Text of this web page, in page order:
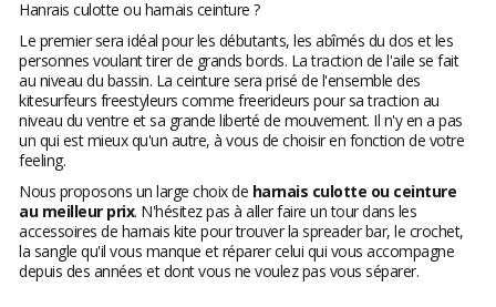
Hanrais culotte ou harnais ceinture ?
Le premier sera idéal pour les débutants, les abîmés du dos et les
personnes voulant tirer de grands bords. La traction de l'aile se fait
au niveau du bassin. La ceinture sera prisé de l'ensemble des
kitesurfeurs freestyleurs comme freerideurs pour sa traction au
niveau du ventre et sa grande liberté de mouvement. Il n'y en a pas
un qui est mieux qu'un autre, à vous de choisir en fonction de votre
feeling.
Nous proposons un large choix de harnais culotte ou ceinture
au meilleur prix. N'hésitez pas à aller faire un tour dans les
accessoires de harnais kite pour trouver la spreader bar, le crochet,
la sangle qu'il vous manque et réparer celui qui vous accompagne
depuis des années et dont vous ne voulez pas vous séparer.